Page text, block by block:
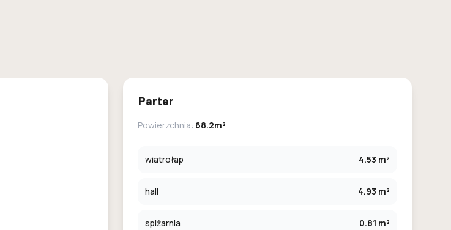
Parter
Powierzchnia: 68.2m²
wiatrołap 4.53 m²
hall 4.93 m²
spiżarnia 0.81 m²